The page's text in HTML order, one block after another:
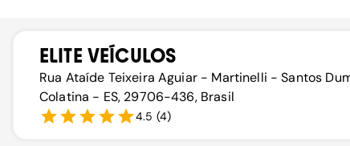
ELITE VEÍCULOS
Rua Ataíde Teixeira Aguiar - Martinelli - Santos
Colatina - ES, 29706-436, Brasil
4.5 (4)